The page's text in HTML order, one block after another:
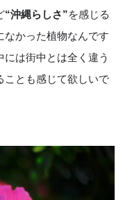
“沖縄らしさ”を感じる
なかった植物なんです
は街中とは全く違う
ことも感じて欲しいで